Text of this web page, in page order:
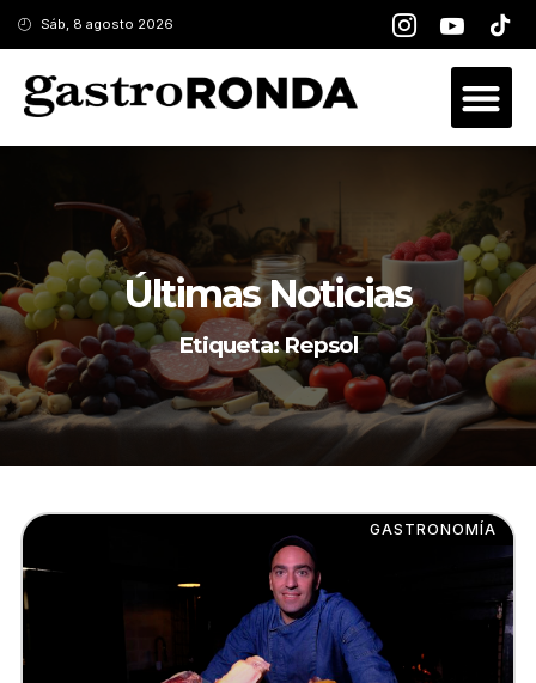
Sáb, 8 agosto 2026
Últimas Noticias
Etiqueta: Repsol
GASTRONOMÍA